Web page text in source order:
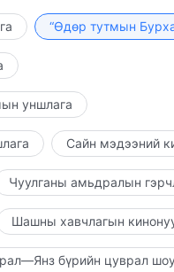
шалтгаан бүрмөсөн
илрэл, түүний
зарладаг; энэ нь
“Өдөр тутмын
уншлага
Сайн мэдээний
Чуулганы амьдралын
Шашны хавчлагын
бүрийн цуврал шоу